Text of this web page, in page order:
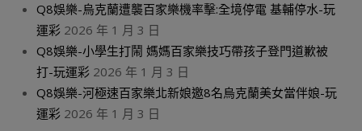
Q8娛樂-烏克蘭遭襲百家樂機率擊:全境停電 基輔停水-玩
運彩 2026 年 1 月 3 日
Q8娛樂-小學生打鬧 媽媽百家樂技巧帶孩子登門道歉被
打-玩運彩 2026 年 1 月 3 日
Q8娛樂-河極速百家樂北新娘邀8名烏克蘭美女當伴娘-玩
運彩 2026 年 1 月 3 日